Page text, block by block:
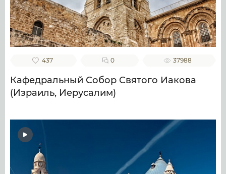
437 0 37988
Кафедральный Собор Святого Иакова
(Израиль, Иерусалим)